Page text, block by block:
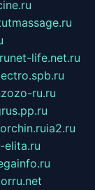
net-life.net.ru
ru.ru
ia2.ru
elita.ru